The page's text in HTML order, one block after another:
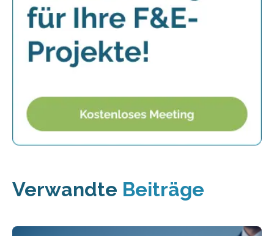
Verwandte Beiträge